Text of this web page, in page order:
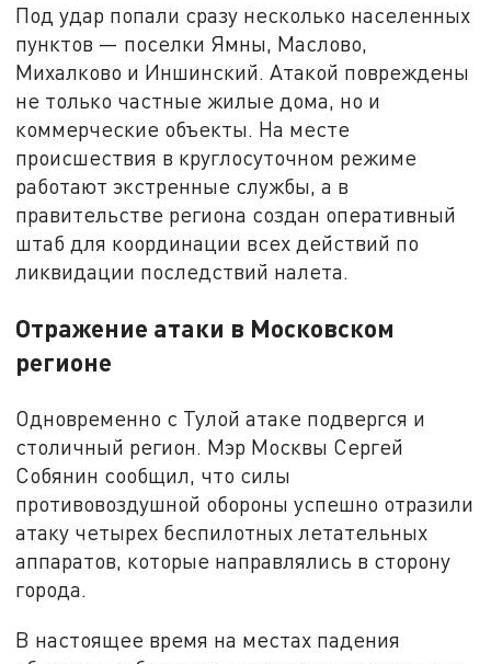
Под удар попали сразу несколько населенных
пунктов — поселки Ямны, Маслово,
Михалково и Иншинский. Атакой повреждены
не только частные жилые дома, но и
коммерческие объекты. На месте
происшествия в круглосуточном режиме
работают экстренные службы, а в
правительстве региона создан оперативный
штаб для координации всех действий по
ликвидации последствий налета.
Отражение атаки в Московском
регионе
Одновременно с Тулой атаке подвергся и
столичный регион. Мэр Москвы Сергей
Собянин сообщил, что силы
противовоздушной обороны успешно отразили
атаку четырех беспилотных летательных
аппаратов, которые направлялись в сторону
города.
В настоящее время на местах падения